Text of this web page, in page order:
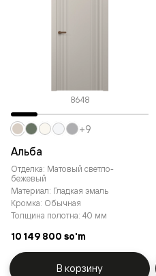
8648
Альба
Отделка: Матовый светло-
бежевый
Материал: Гладкая эмаль
Кромка: Обычная
Толщина полотна: 40 мм
10 149 800 so'm
+9
В корзину